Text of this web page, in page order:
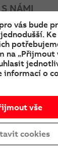
NÁMI
instagramLinkedin
ABB
a ochrana
vás bude
na „Přijmout
informací o
cookies
vše